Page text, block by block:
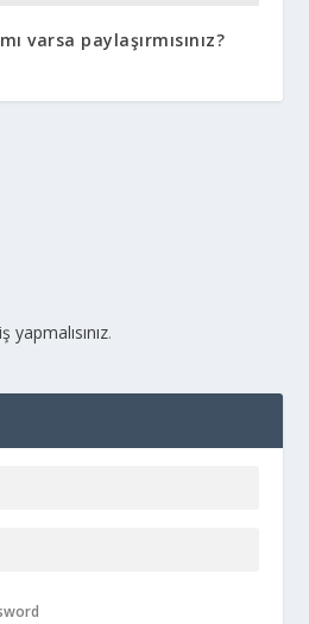
varsa paylaşırmısınız?
yapmalısınız.